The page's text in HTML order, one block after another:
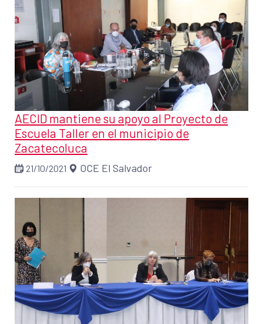
AECID mantiene su apoyo al Proyecto de
Escuela Taller en el municipio de
Zacatecoluca
21/10/2021 OCE El Salvador